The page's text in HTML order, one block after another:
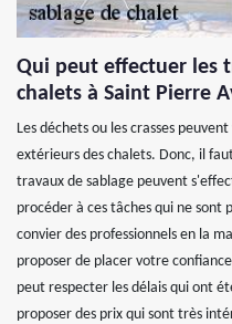
Qui peut effectuer les
chalets à Saint Pierre
Les déchets ou les crasses
extérieurs des chalets. Donc, il
travaux de sablage peuvent
procéder à ces tâches qui ne
convier des professionnels en la
proposer de placer votre
peut respecter les délais qui ont
proposer des prix qui sont très